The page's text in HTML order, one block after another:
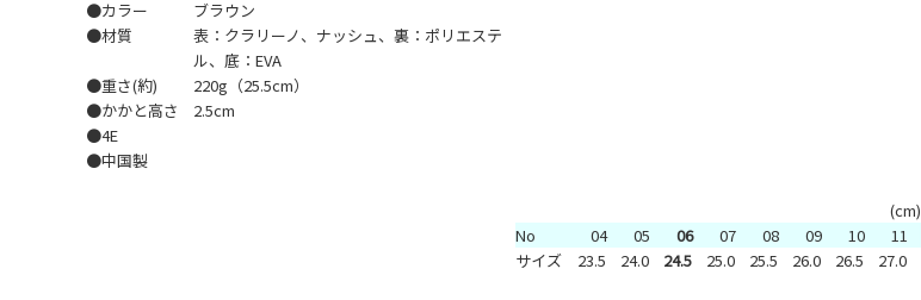
●カラー
ブラウン
●材質
表：クラリーノ、ナッシュ、裏：ポリエステ
ル、底：EVA
●重さ(約)
220g（25.5cm）
●かかと高さ
2.5cm
●4E
●中国製
(cm)
No
04 05 06 07 08 09 10
11
サイズ
23.5 24.0 24.5 25.0 25.5 26.0 26.5 27.0